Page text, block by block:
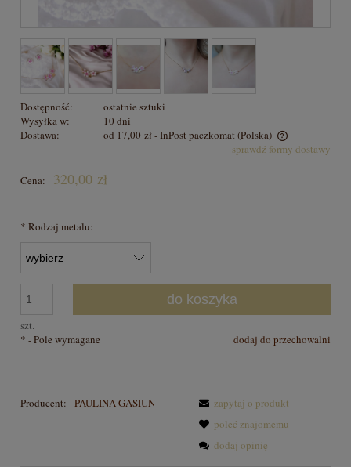
Dostępność:
ostatnie sztuki
Wysyłka w:
10 dni
Dostawa:
od 17,00 zł- InPost paczkomat (Polska)
Cena nie zawiera ewentualnych kosztów płatnościsprawdź formy dostawy
Cena: 320,00 zł
* Rodzaj metalu:
szt.
do koszyka
dodaj do przechowalni
* - Pole wymagane
Producent: PAULINA GASIUN
zapytaj o produkt
poleć znajomemu
dodaj opinię